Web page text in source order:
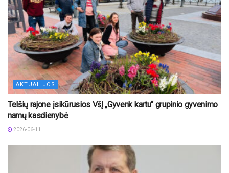
AKTUALIJOS
Telšių rajone įsikūrusios VšĮ „Gyvenk kartu“ grupinio gyvenimo
namų kasdienybė
2026-06-11